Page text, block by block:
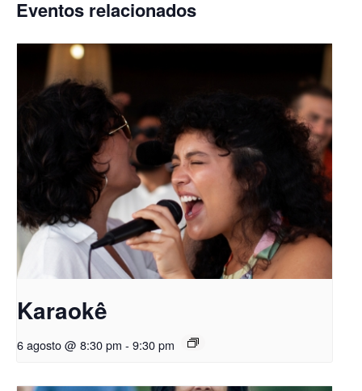
Eventos relacionados
Karaokê
6 agosto @ 8:30 pm - 9:30 pm